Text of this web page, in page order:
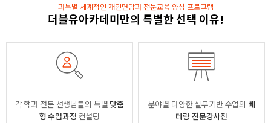
과목별 체계적인 개인면담과 전문교육 양성 프로그램
더블유아카데미만의 특별한 선택 이유!
각 학과 전문 선생님들의 특별 맞춤
형 수업과정 컨설팅
분야별 다양한 실무기반 수업의 베
테랑 전문강사진